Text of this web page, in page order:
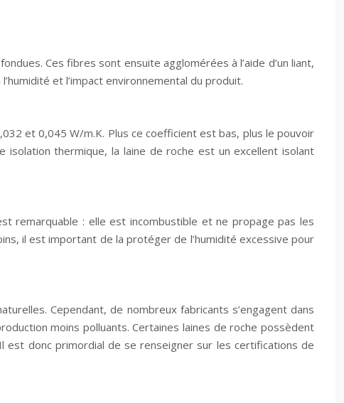
Ces fibres sont ensuite agglomérées à l’aide d’un liant,
et l’impact environnemental du produit.
et 0,045 W/m.K. Plus ce coefficient est bas, plus le pouvoir
thermique, la laine de roche est un excellent isolant
remarquable : elle est incombustible et ne propage pas les
il est important de la protéger de l’humidité excessive pour
Cependant, de nombreux fabricants s’engagent dans
moins polluants. Certaines laines de roche possèdent
est donc primordial de se renseigner sur les certifications de